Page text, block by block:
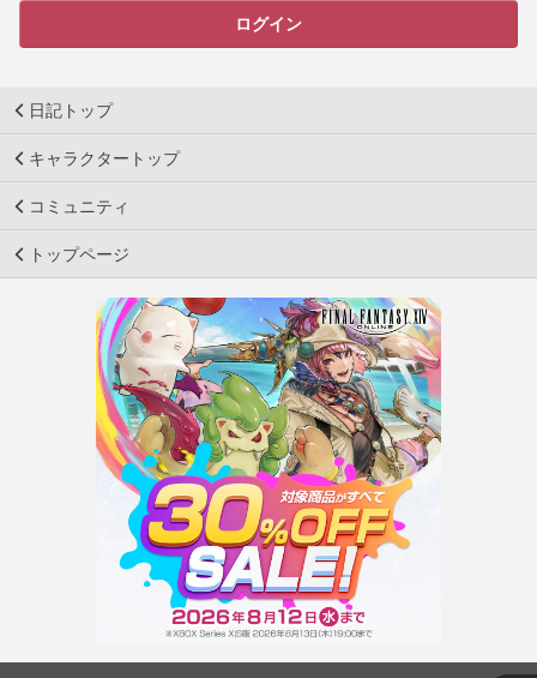
ログイン
日記トップ
キャラクタートップ
コミュニティ
トップページ